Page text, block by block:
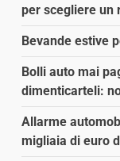
per scegliere un
Bevande estive
Bolli auto mai
dimenticarteli:
Allarme
migliaia di euro